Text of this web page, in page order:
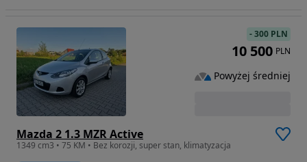
Mazda 2 1.3 MZR Active
1349 cm3 • 75 KM • Bez korozji, super stan, klimatyzacja
-300 PLN
10 500 PLN
Powyżej średniej